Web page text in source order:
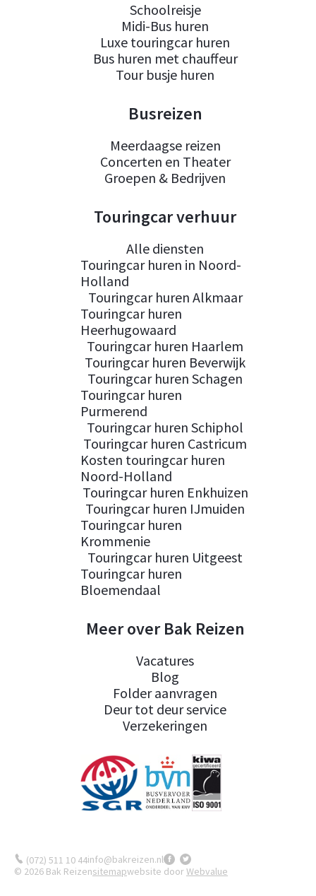
Schoolreisje
Midi-Bus huren
Luxe touringcar huren
Bus huren met chauffeur
Tour busje huren
Busreizen
Meerdaagse reizen
Concerten en Theater
Groepen & Bedrijven
Touringcar verhuur
Alle diensten
Touringcar huren in Noord-
Holland
Touringcar huren Alkmaar
Touringcar huren
Heerhugowaard
Touringcar huren Haarlem
Touringcar huren Beverwijk
Touringcar huren Schagen
Touringcar huren
Purmerend
Touringcar huren Schiphol
Touringcar huren Castricum
Kosten touringcar huren
Noord-Holland
Touringcar huren Enkhuizen
Touringcar huren IJmuiden
Touringcar huren
Krommenie
Touringcar huren Uitgeest
Touringcar huren
Bloemendaal
Meer over Bak Reizen
Vacatures
Blog
Folder aanvragen
Deur tot deur service
Verzekeringen
(072) 511 10 44info@bakreizen.nl
© 2026 Bak Reizensitemapwebsite doorWebvalue